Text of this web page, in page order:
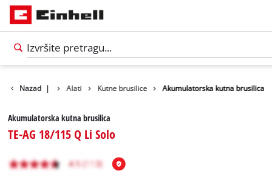
Nazad |
Proizvodi Alati Kutne brusilice Akumulatorska kutna brusilica
Akumulatorska kutna brusilica
TE-AG 18/115 Q Li Solo